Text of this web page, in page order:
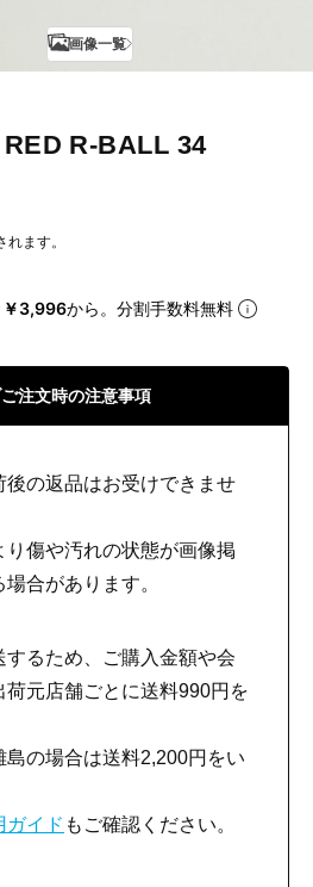
画像一覧
R-BALL 34
ます。
￥3,996から。分割手数料無料
注文時の注意事項
後の返品はお受けできませ
り傷や汚れの状態が画像掲
合があります。
するため、ご購入金額や会
荷元店舗ごとに送料990円を
の場合は送料2,200円をい
ガイド もご確認ください。